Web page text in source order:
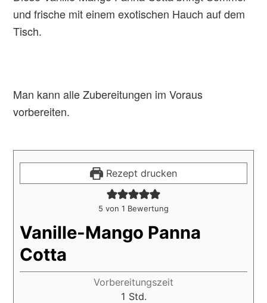
und frische mit einem exotischen Hauch auf dem
Tisch.
Man kann alle Zubereitungen im Voraus
vorbereiten.
Rezept drucken
5 von 1 Bewertung
Vanille-Mango Panna
Cotta
Vorbereitungszeit
1 Std.